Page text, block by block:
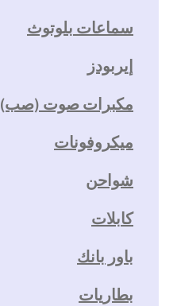
سماعات بلوتوث
إيربودز
مكبرات صوت (صب)
ميكروفونات
شواحن
كابلات
باور بانك
بطاريات